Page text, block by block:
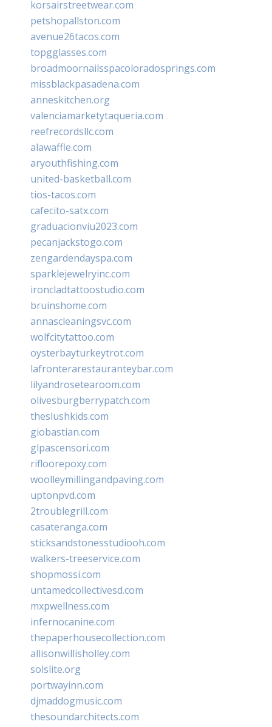
korsairstreetwear.com
petshopallston.com
avenue26tacos.com
topgglasses.com
broadmoornailsspacoloradosprings.com
missblackpasadena.com
anneskitchen.org
valenciamarketytaqueria.com
reefrecordsllc.com
alawaffle.com
aryouthfishing.com
united-basketball.com
tios-tacos.com
cafecito-satx.com
graduacionviu2023.com
pecanjackstogo.com
zengardendayspa.com
sparklejewelryinc.com
ironcladtattoostudio.com
bruinshome.com
annascleaningsvc.com
wolfcitytattoo.com
oysterbayturkeytrot.com
lafronterarestauranteybar.com
lilyandrosetearoom.com
olivesburgberrypatch.com
theslushkids.com
giobastian.com
glpascensori.com
rifloorepoxy.com
woolleymillingandpaving.com
uptonpvd.com
2troublegrill.com
casateranga.com
sticksandstonesstudiooh.com
walkers-treeservice.com
shopmossi.com
untamedcollectivesd.com
mxpwellness.com
infernocanine.com
thepaperhousecollection.com
allisonwillisholley.com
solslite.org
portwayinn.com
djmaddogmusic.com
thesoundarchitects.com